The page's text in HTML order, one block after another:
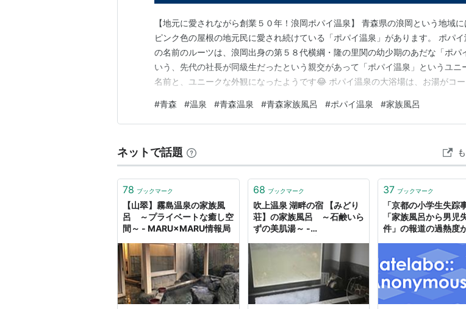
【地元に愛されながら創業５０年！浪岡ポパイ温泉】 青森県の浪岡という地域に
ピンク色の屋根の地元民に愛され続けている「ポパイ温泉」があります。 ポパイ
の名前のルーツは、浪岡出身の第５８代横綱・隆の里関の幼少期のあだな「ポパ
いう、先代の社長が同級生だったという親交があって「ポパイ温泉」というユニ
名前と、ユニークな外観になったようです😂 ポパイ温泉の大浴場は、お湯がコー
現在も2026年入浴料金380円という値段でモール泉ジャバジャバかけ流し！青森
は本当に安くていい温泉が周りにいっぱいあって幸せだ…
#青森 #温泉 #青森温泉 #青森家族風呂 #ポパイ温泉 #家族風呂
ネットで話題
78 ブックマーク
【山翠】霧島温泉の家族風
呂 ～プライベートな癒し空
間～ - MARU×MARU情報局
68 ブックマーク
吹上温泉 湖畔の宿 【みどり
荘】の家族風呂 ～石鹸いら
ずの美肌湯～ -
37 ブックマーク
「京都の小学生失踪
「家族風呂から男児
件」の報道の過熱度